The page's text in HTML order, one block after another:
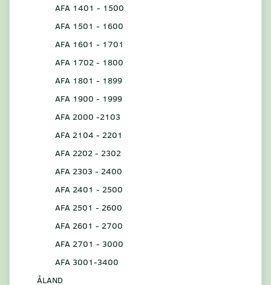
AFA 1401 - 1500
AFA 1501 - 1600
AFA 1601 - 1701
AFA 1702 - 1800
AFA 1801 - 1899
AFA 1900 - 1999
AFA 2000 -2103
AFA 2104 - 2201
AFA 2202 - 2302
AFA 2303 - 2400
AFA 2401 - 2500
AFA 2501 - 2600
AFA 2601 - 2700
AFA 2701 - 3000
AFA 3001-3400
ÅLAND